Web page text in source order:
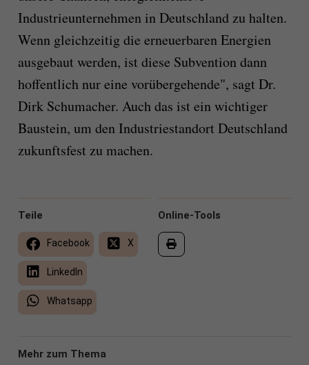
Industrieunternehmen in Deutschland zu halten.
Wenn gleichzeitig die erneuerbaren Energien
ausgebaut werden, ist diese Subvention dann
hoffentlich nur eine vorübergehende", sagt Dr.
Dirk Schumacher. Auch das ist ein wichtiger
Baustein, um den Industriestandort Deutschland
zukunftsfest zu machen.
Online-Tools
Teile
Facebook X
LinkedIn
Whatsapp
Mehr zum Thema